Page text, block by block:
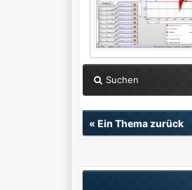
Suchen
« Ein Thema zurück